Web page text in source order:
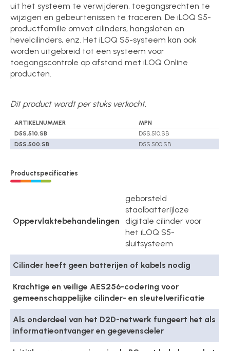
uit het systeem te verwijderen, toegangsrechten te
wijzigen en gebeurtenissen te traceren. De iLOQ S5-
productfamilie omvat cilinders, hangsloten en
hevelcilinders, enz. Het iLOQ S5-systeem kan ook
worden uitgebreid tot een systeem voor
toegangscontrole op afstand met iLOQ Online
producten.
Dit product wordt per stuks verkocht.
ARTIKELNUMMER
MPN
D5S.510.SB
D5S.510.SB
D5S.500.SB
D5S.500.SB
Productspecificaties
Oppervlaktebehandelingen
geborsteld
staalbatterijloze
digitale cilinder voor
het iLOQ S5-
sluitsysteem
Cilinder heeft geen batterijen of kabels nodig
Krachtige en veilige AES256-codering voor
gemeenschappelijke cilinder- en sleutelverificatie
Als onderdeel van het D2D-netwerk fungeert het als
informatieontvanger en gegevensdeler